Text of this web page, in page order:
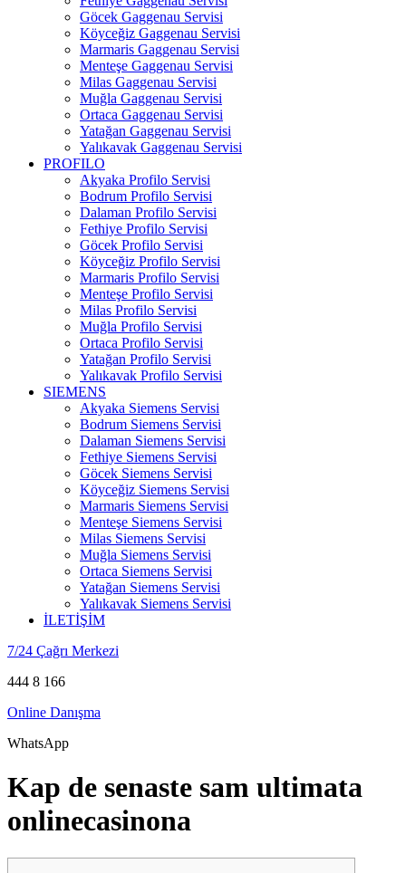
Göcek Gaggenau Servisi
Köyceğiz Gaggenau Servisi
Marmaris Gaggenau Servisi
Menteşe Gaggenau Servisi
Milas Gaggenau Servisi
Muğla Gaggenau Servisi
Ortaca Gaggenau Servisi
Yatağan Gaggenau Servisi
Yalıkavak Gaggenau Servisi
PROFILO
Akyaka Profilo Servisi
Bodrum Profilo Servisi
Dalaman Profilo Servisi
Fethiye Profilo Servisi
Göcek Profilo Servisi
Köyceğiz Profilo Servisi
Marmaris Profilo Servisi
Menteşe Profilo Servisi
Milas Profilo Servisi
Muğla Profilo Servisi
Ortaca Profilo Servisi
Yatağan Profilo Servisi
Yalıkavak Profilo Servisi
SIEMENS
Akyaka Siemens Servisi
Bodrum Siemens Servisi
Dalaman Siemens Servisi
Fethiye Siemens Servisi
Göcek Siemens Servisi
Köyceğiz Siemens Servisi
Marmaris Siemens Servisi
Menteşe Siemens Servisi
Milas Siemens Servisi
Muğla Siemens Servisi
Ortaca Siemens Servisi
Yatağan Siemens Servisi
Yalıkavak Siemens Servisi
İLETİŞİM
7/24 Çağrı Merkezi
444 8 166
Online Danışma
WhatsApp
Kap de senaste sam ultimata
onlinecasinona